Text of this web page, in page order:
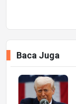
Baca Juga